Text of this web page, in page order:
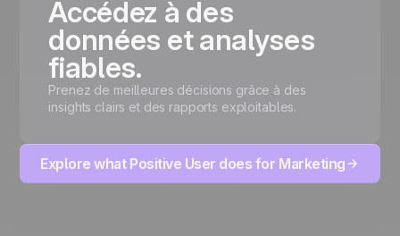
Accédez à des
données et analyses
fiables.
Prenez de meilleures décisions grâce à des
insights clairs et des rapports exploitables.
Explore what Positive User does for Marketing